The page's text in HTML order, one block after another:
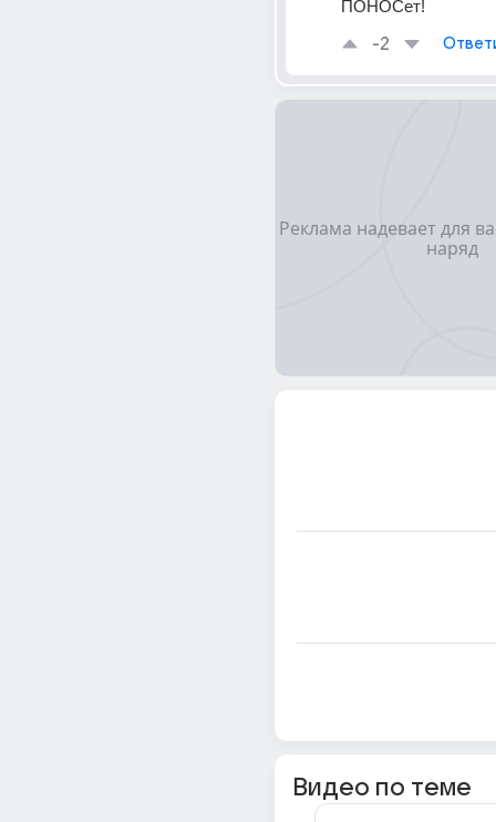
ПОНОСет!
-2
Видео по теме